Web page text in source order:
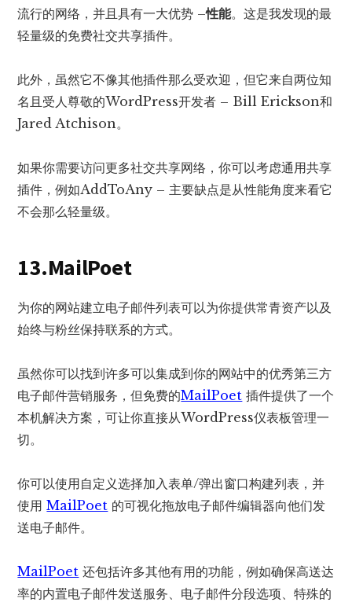
流行的网络，并且具有一大优势 –性能。这是我发现的最
轻量级的免费社交共享插件。
此外，虽然它不像其他插件那么受欢迎，但它来自两位知
名且受人尊敬的WordPress开发者 – Bill Erickson和
Jared Atchison。
如果你需要访问更多社交共享网络，你可以考虑通用共享
插件，例如AddToAny – 主要缺点是从性能角度来看它
不会那么轻量级。
13.MailPoet
为你的网站建立电子邮件列表可以为你提供常青资产以及
始终与粉丝保持联系的方式。
虽然你可以找到许多可以集成到你的网站中的优秀第三方
电子邮件营销服务，但免费的MailPoet 插件提供了一个
本机解决方案，可让你直接从WordPress仪表板管理一
切。
你可以使用自定义选择加入表单/弹出窗口构建列表，并
使用MailPoet 的可视化拖放电子邮件编辑器向他们发
送电子邮件。
MailPoet 还包括许多其他有用的功能，例如确保高送达
率的内置电子邮件发送服务、电子邮件分段选项、特殊的